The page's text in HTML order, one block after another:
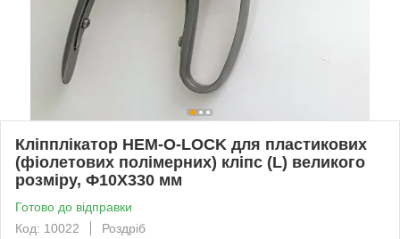
Кліпплікатор HEM-O-LOCK для пластикових
(фіолетових полімерних) кліпс (L) великого
розміру, Ф10Х330 мм
Готово до відправки
Код: 10022
Роздріб